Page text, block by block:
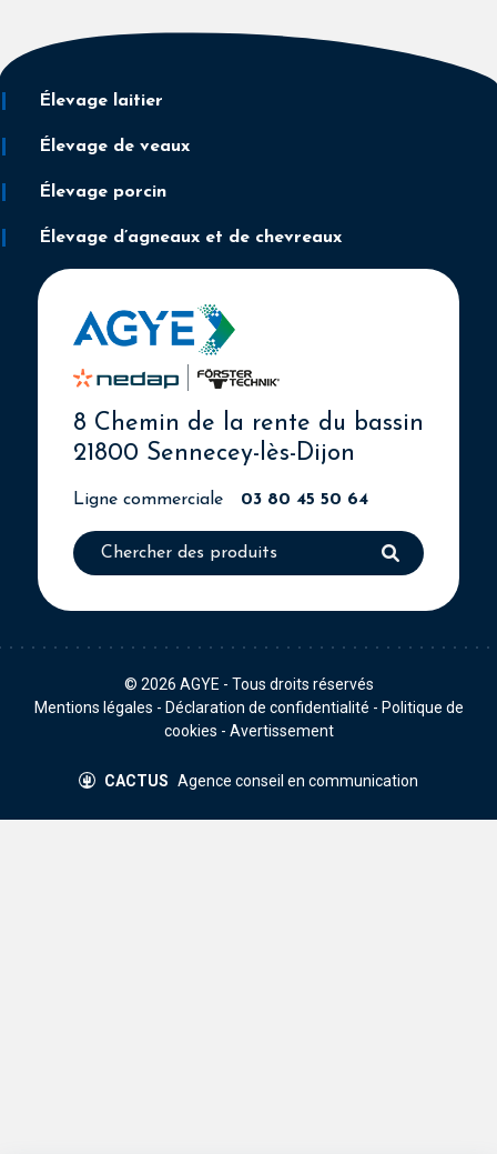
Élevage laitier
Élevage de veaux
Élevage porcin
Élevage d’agneaux et de chevreaux
8 Chemin de la rente du bassin
21800 Sennecey-lès-Dijon
Ligne commerciale 03 80 45 50 64
© 2026 AGYE - Tous droits réservés
Mentions légales - Déclaration de confidentialité - Politique de
cookies - Avertissement
CACTUS Agence conseil en communication